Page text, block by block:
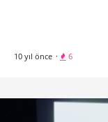
10 yıl önce · 6